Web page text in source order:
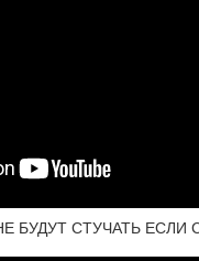
СТУЧАТЬ ЕСЛИ